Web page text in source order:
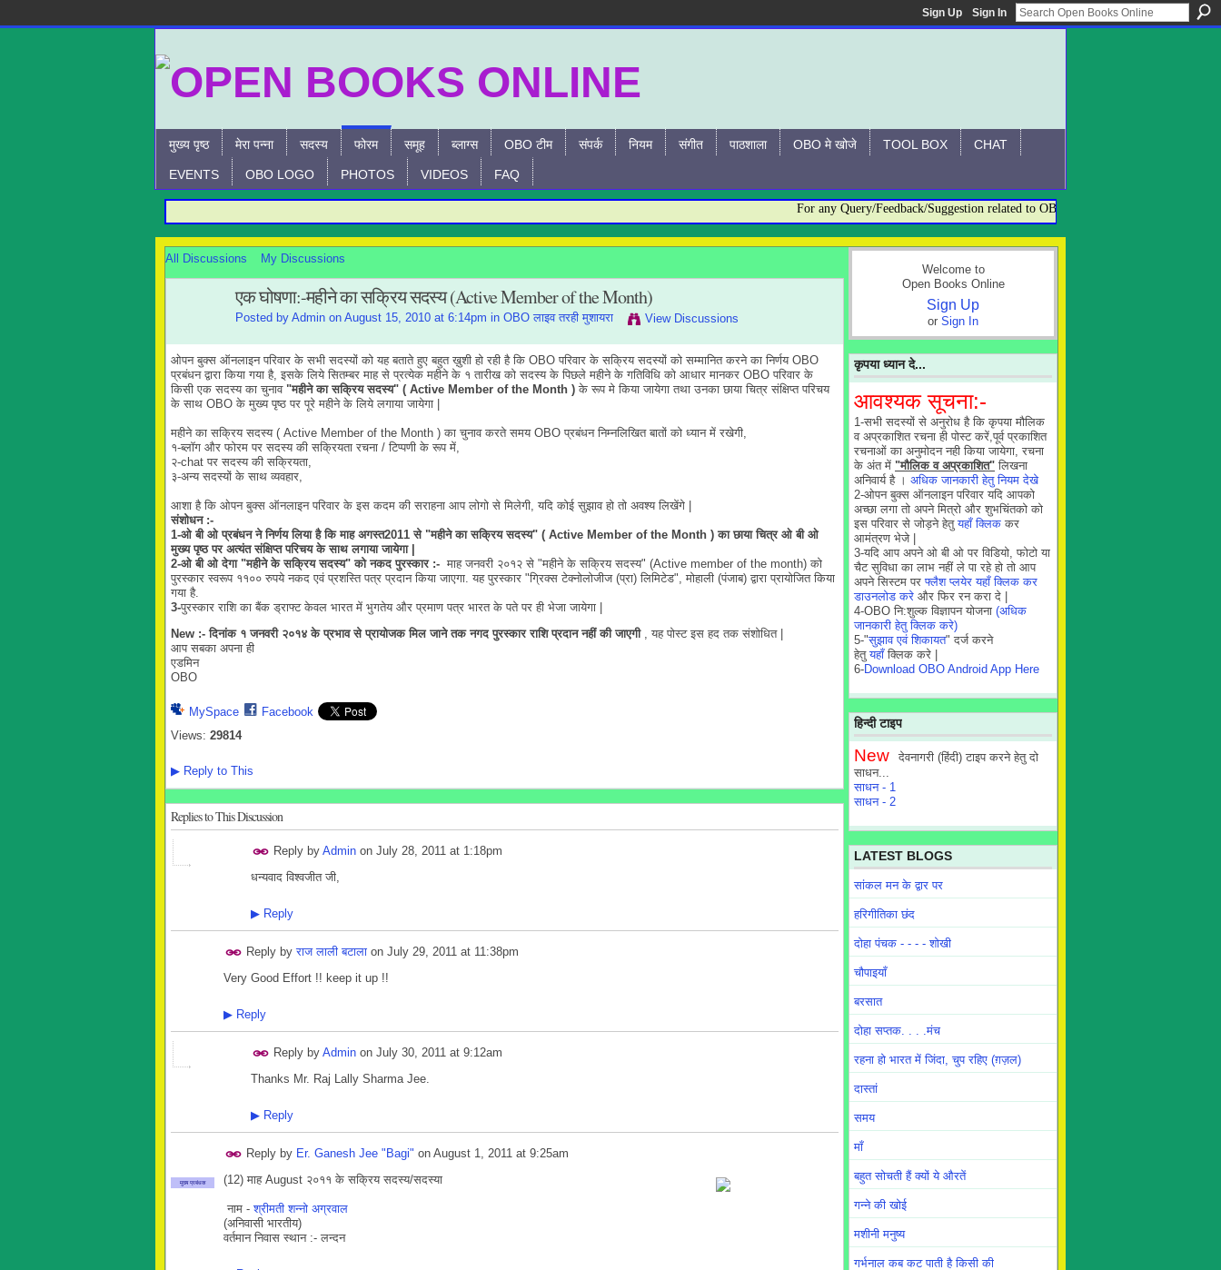
Sign Up Sign In
मुख्य पृष्ठ मेरा पन्ना सदस्य फोरम समूह ब्लाग्स OBO टीम संपर्क नियम संगीत पाठशाला OBO मे खोजे TOOL BOX CHAT
EVENTS OBO LOGO PHOTOS VIDEOS FAQ
For any Query/Feedback/Suggestion related to OBO, please contact:-
All Discussions My Discussions
एक घोषणा:-महीने का सक्रिय सदस्य (Active Member of the Month)
Posted by Admin on August 15, 2010 at 6:14pm in OBO लाइव तरही मुशायरा View Discussions
ओपन बुक्स ऑनलाइन परिवार के सभी सदस्यों को यह बताते हुए बहुत ख़ुशी हो रही है कि OBO परिवार के सक्रिय सदस्यों को सम्मानित करने का निर्णय OBO
प्रबंधन द्वारा किया गया है, इसके लिये सितम्बर माह से प्रत्येक महीने के १ तारीख को सदस्य के पिछले महीने के गतिविधि को आधार मानकर OBO परिवार के
किसी एक सदस्य का चुनाव "महीने का सक्रिय सदस्य" ( Active Member of the Month ) के रूप मे किया जायेगा तथा उनका छाया चित्र संक्षिप्त परिचय
के साथ OBO के मुख्य पृष्ठ पर पूरे महीने के लिये लगाया जायेगा |
महीने का सक्रिय सदस्य ( Active Member of the Month ) का चुनाव करते समय OBO प्रबंधन निम्नलिखित बातों को ध्यान में रखेगी,
१-ब्लॉग और फोरम पर सदस्य की सक्रियता रचना / टिप्पणी के रूप में,
२-chat पर सदस्य की सक्रियता,
३-अन्य सदस्यों के साथ व्यवहार,
आशा है कि ओपन बुक्स ऑनलाइन परिवार के इस कदम की सराहना आप लोगो से मिलेगी, यदि कोई सुझाव हो तो अवश्य लिखेंगे |
संशोधन :-
1-ओ बी ओ प्रबंधन ने निर्णय लिया है कि माह अगस्त2011 से "महीने का सक्रिय सदस्य" ( Active Member of the Month ) का छाया चित्र ओ बी ओ
मुख्य पृष्ठ पर अत्यंत संक्षिप्त परिचय के साथ लगाया जायेगा |
2-ओ बी ओ देगा "महीने के सक्रिय सदस्य" को नकद पुरस्कार :- माह जनवरी २०१२ से "महीने के सक्रिय सदस्य" (Active member of the month) को
पुरस्कार स्वरूप ११०० रुपये नकद एवं प्रशस्ति पत्र प्रदान किया जाएगा. यह पुरस्कार "ग्रिक्स टेक्नोलोजीज (प्रा) लिमिटेड", मोहाली (पंजाब) द्वारा प्रायोजित किया
गया है.
3-पुरस्कार राशि का बैंक ड्राफ्ट केवल भारत में भुगतेय और प्रमाण पत्र भारत के पते पर ही भेजा जायेगा |
New :- दिनांक १ जनवरी २०१४ के प्रभाव से प्रायोजक मिल जाने तक नगद पुरस्कार राशि प्रदान नहीं की जाएगी , यह पोस्ट इस हद तक संशोधित |
आप सबका अपना ही
एडमिन
OBO
MySpace
Facebook
Views: 29814
▶ Reply to This
Replies to This Discussion
Reply by Admin on July 28, 2011 at 1:18pm
धन्यवाद विश्वजीत जी,
▶ Reply
Reply byराज लाली बटाला on July 29, 2011 at 11:38pm
Very Good Effort !! keep it up !!
▶ Reply
Reply by Admin on July 30, 2011 at 9:12am
Thanks Mr. Raj Lally Sharma Jee.
▶ Reply
मुख्य प्रबंधक
Reply by Er. Ganesh Jee "Bagi" on August 1, 2011 at 9:25am
(12) माह August २०११ के सक्रिय सदस्य/सदस्या
नाम -श्रीमती शन्नो अग्रवाल
(अनिवासी भारतीय)
वर्तमान निवास स्थान :- लन्दन
Welcome to
Open Books Online
Sign Up
or Sign In
कृपया ध्यान दे...
आवश्यक सूचना:-
1-सभी सदस्यों से अनुरोध है कि कृपया मौलिक
व अप्रकाशित रचना ही पोस्ट करें,पूर्व प्रकाशित
रचनाओं का अनुमोदन नही किया जायेगा, रचना
के अंत में "मौलिक व अप्रकाशित" लिखना
अनिवार्य है । अधिक जानकारी हेतु नियम देखे
2-ओपन बुक्स ऑनलाइन परिवार यदि आपको
अच्छा लगा तो अपने मित्रो और शुभचिंतको को
इस परिवार से जोड़ने हेतुयहाँ क्लिक कर
आमंत्रण भेजे |
3-यदि आप अपने ओ बी ओ पर विडियो, फोटो या
चैट सुविधा का लाभ नहीं ले पा रहे हो तो आप
अपने सिस्टम परफ्लैश प्लयेर यहाँ क्लिक कर
डाउनलोड करे और फिर रन करा दे |
4-OBO नि:शुल्क विज्ञापन योजना (अधिक
जानकारी हेतु क्लिक करे)
5-"सुझाव एवं शिकायत" दर्ज करने
हेतुयहाँक्लिक करे |
6-Download OBO Android App Here
हिन्दी टाइप
New
देवनागरी (हिंदी) टाइप करने हेतु दो
साधन...
साधन - 1
साधन - 2
LATEST BLOGS
सांकल मन के द्वार पर
हरिगीतिका छंद
दोहा पंचक - - - - शोखी
चौपाइयाँ
बरसात
दोहा सप्तक. . . .मंच
रहना हो भारत में जिंदा, चुप रहिए (ग़ज़ल)
दास्तां
समय
माँ
बहुत सोचती हैं क्यों ये औरतें
गन्ने की खोई
मशीनी मनुष्य
गर्भनाल कब कट पाती है किसी की